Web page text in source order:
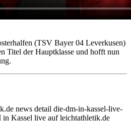
(TSV Bayer 04 Leverkusen)
Titel der Hauptklasse und hofft nun
news detail die-dm-in-kassel-live-
Kassel live auf leichtathletik.de